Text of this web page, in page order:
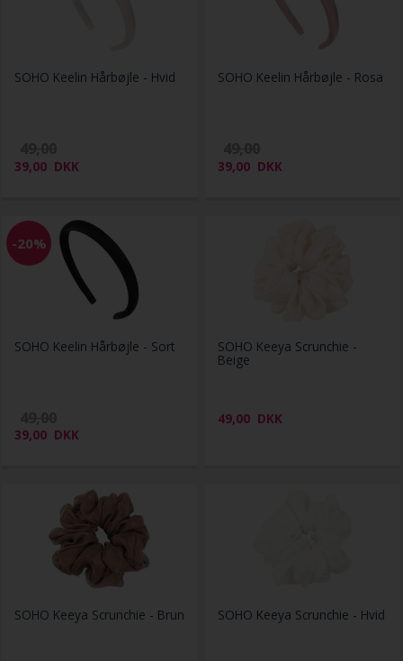
SOHO Keelin Hårbøjle - Hvid
39,00 DKK
SOHO Keelin Hårbøjle - Rosa
39,00 DKK
-20%
SOHO Keelin Hårbøjle - Sort
39,00 DKK
SOHO Keeya Scrunchie -
Beige
49,00 DKK
SOHO Keeya Scrunchie - Brun SOHO Keeya Scrunchie - Hvid